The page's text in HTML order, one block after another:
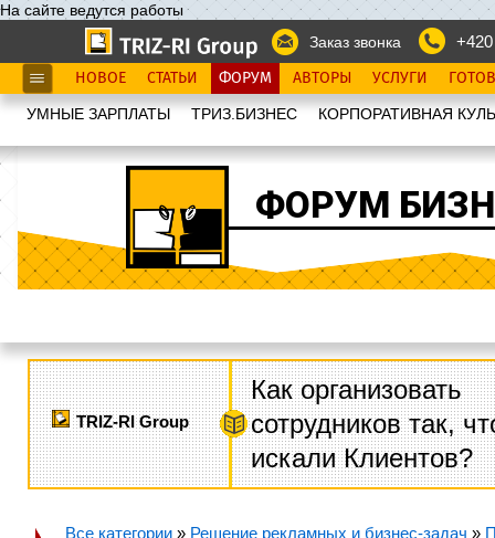
На сайте ведутся работы
Заказ звонка
НОВОЕ СТАТЬИ ФОРУМ АВТОРЫ УСЛУГИ
УМНЫЕ ЗАРПЛАТЫ ТРИЗ.БИЗНЕС КОРПОРАТИВНАЯ
ФОРУМ
TRIZ-RI Group
Как организовать
сотрудников так,
искали Клиентов?
Все категории » Решение рекламных и бизнес-задач »